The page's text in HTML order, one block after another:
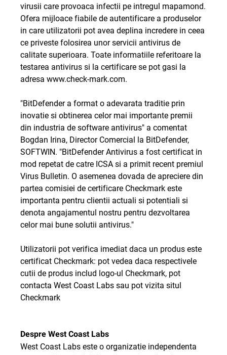
virusii care provoaca infectii pe intregul mapamond.
Ofera mijloace fiabile de autentificare a produselor
in care utilizatorii pot avea deplina incredere in ceea
ce priveste folosirea unor servicii antivirus de
calitate superioara. Toate informatiile referitoare la
testarea antivirus si la certificare se pot gasi la
adresa www.check-mark.com.
"BitDefender a format o adevarata traditie prin
inovatie si obtinerea celor mai importante premii
din industria de software antivirus" a comentat
Bogdan Irina, Director Comercial la BitDefender,
SOFTWIN. "BitDefender Antivirus a fost certificat in
mod repetat de catre ICSA si a primit recent premiul
Virus Bulletin. O asemenea dovada de apreciere din
partea comisiei de certificare Checkmark este
importanta pentru clientii actuali si potentiali si
denota angajamentul nostru pentru dezvoltarea
celor mai bune solutii antivirus."
Utilizatorii pot verifica imediat daca un produs este
certificat Checkmark: pot vedea daca respectivele
cutii de produs includ logo-ul Checkmark, pot
contacta West Coast Labs sau pot vizita situl
Checkmark
Despre West Coast Labs
West Coast Labs este o organizatie independenta